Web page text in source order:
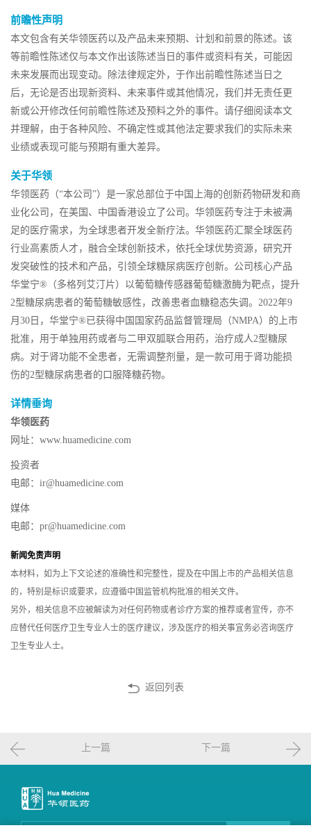
前瞻性声明
本文包含有关华领医药以及产品未来预期、计划和前景的陈述。该
等前瞻性陈述仅与本文作出该陈述当日的事件或资料有关，可能因
未来发展而出现变动。除法律规定外，于作出前瞻性陈述当日之
后，无论是否出现新资料、未来事件或其他情况，我们并无责任更
新或公开修改任何前瞻性陈述及预料之外的事件。请仔细阅读本文
并理解，由于各种风险、不确定性或其他法定要求我们的实际未来
业绩或表现可能与预期有重大差异。
关于华领
华领医药（“本公司”）是一家总部位于中国上海的创新药物研发和商
业化公司，在美国、中国香港设立了公司。华领医药专注于未被满
足的医疗需求，为全球患者开发全新疗法。华领医药汇聚全球医药
行业高素质人才，融合全球创新技术，依托全球优势资源，研究开
发突破性的技术和产品，引领全球糖尿病医疗创新。公司核心产品
华堂宁®（多格列艾汀片）以葡萄糖传感器葡萄糖激酶为靶点，提升
2型糖尿病患者的葡萄糖敏感性，改善患者血糖稳态失调。2022年9
月30日，华堂宁®已获得中国国家药品监督管理局（NMPA）的上市
批准，用于单独用药或者与二甲双胍联合用药，治疗成人2型糖尿
病。对于肾功能不全患者，无需调整剂量，是一款可用于肾功能损
伤的2型糖尿病患者的口服降糖药物。
详情垂询
华领医药
网址：www.huamedicine.com
投资者
电邮：ir@huamedicine.com
媒体
电邮：pr@huamedicine.com
新闻免责声明
本材料，如为上下文论述的准确性和完整性，提及在中国上市的产品相关信息
的，特别是标识或要求，应遵循中国监管机构批准的相关文件。
另外，相关信息不应被解读为对任何药物或者诊疗方案的推荐或者宣传，亦不
应替代任何医疗卫生专业人士的医疗建议，涉及医疗的相关事宜务必咨询医疗
卫生专业人士。
返回列表
上一篇 下一篇